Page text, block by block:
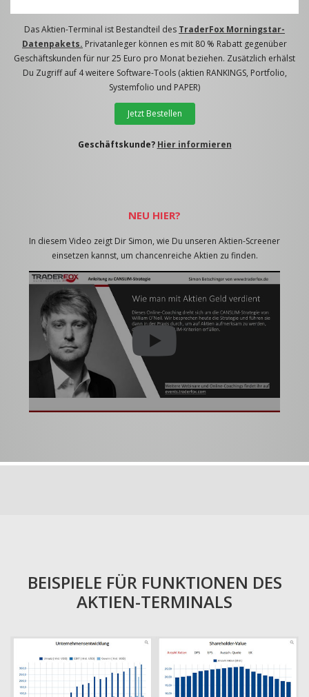
Das Aktien-Terminal ist Bestandteil des TraderFox Morningstar-
Datenpakets. Privatanleger können es mit 80 % Rabatt gegenüber
Geschäftskunden für nur 25 Euro pro Monat beziehen. Zusätzlich erhälst
Du Zugriff auf 4 weitere Software-Tools (aktien RANKINGS, Portfolio,
Systemfolio und PAPER)
Jetzt Bestellen
Geschäftskunde? Hier informieren
NEU HIER?
In diesem Video zeigt Dir Simon, wie Du unseren Aktien-Screener
einsetzen kannst, um chancenreiche Aktien zu finden.
BEISPIELE FÜR FUNKTIONEN DES
AKTIEN-TERMINALS